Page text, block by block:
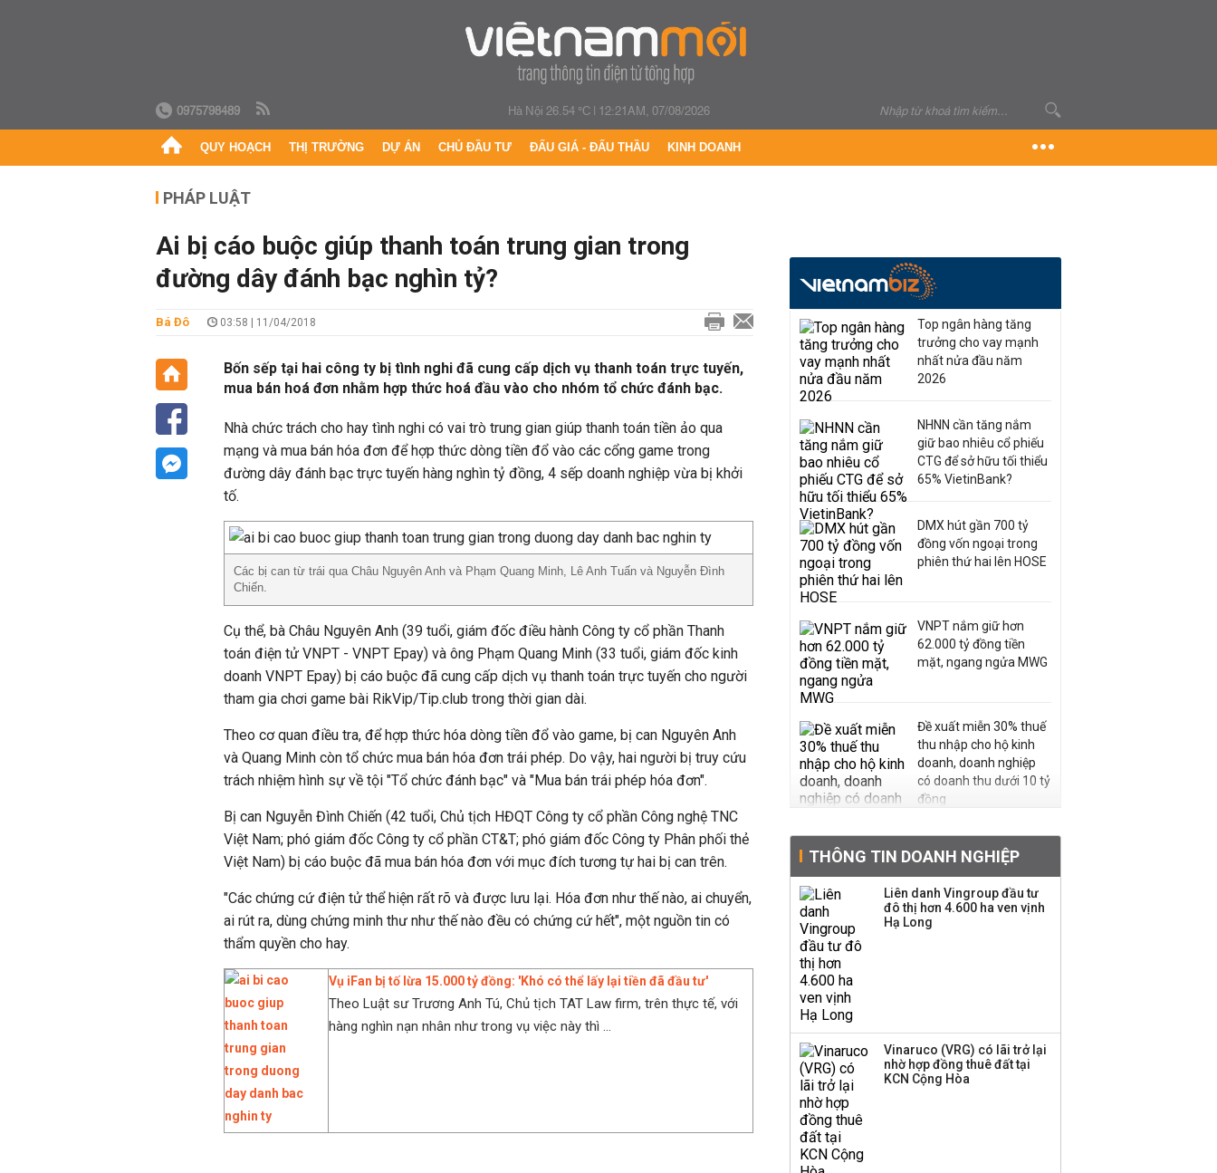
0975798489 Hà Nội 26.54 °C| 12:21AM, 07/08/2026
QUY HOẠCH THỊ TRƯỜNG DỰ ÁN CHỦ ĐẦU TƯ ĐẤU GIÁ - ĐẤU THẦU KINH DOANH
PHÁP LUẬT
Ai bị cáo buộc giúp thanh toán trung gian trong
đường dây đánh bạc nghìn tỷ?
Bá Đô 03:58 | 11/04/2018
Bốn sếp tại hai công ty bị tình nghi đã cung cấp dịch vụ thanh toán trực tuyến,
mua bán hoá đơn nhằm hợp thức hoá đầu vào cho nhóm tổ chức đánh bạc.
Nhà chức trách cho hay tình nghi có vai trò trung gian giúp thanh toán tiền ảo qua
mạng và mua bán hóa đơn để hợp thức dòng tiền đổ vào các cổng game trong
đường dây đánh bạc trực tuyến hàng nghìn tỷ đồng, 4 sếp doanh nghiệp vừa bị khởi
tố.
Các bị can từ trái qua Châu Nguyên Anh và Phạm Quang Minh, Lê Anh Tuấn và Nguyễn Đình
Chiến.
Cụ thể, bà Châu Nguyên Anh (39 tuổi, giám đốc điều hành Công ty cổ phần Thanh
toán điện tử VNPT - VNPT Epay) và ông Phạm Quang Minh (33 tuổi, giám đốc kinh
doanh VNPT Epay) bị cáo buộc đã cung cấp dịch vụ thanh toán trực tuyến cho người
tham gia chơi game bài RikVip/Tip.club trong thời gian dài.
Theo cơ quan điều tra, để hợp thức hóa dòng tiền đổ vào game, bị can Nguyên Anh
và Quang Minh còn tổ chức mua bán hóa đơn trái phép. Do vậy, hai người bị truy cứu
trách nhiệm hình sự về tội "Tổ chức đánh bạc" và "Mua bán trái phép hóa đơn".
Bị can Nguyễn Đình Chiến (42 tuổi, Chủ tịch HĐQT Công ty cổ phần Công nghệ TNC
Việt Nam; phó giám đốc Công ty cổ phần CT&T; phó giám đốc Công ty Phân phối thẻ
Việt Nam) bị cáo buộc đã mua bán hóa đơn với mục đích tương tự hai bị can trên.
"Các chứng cứ điện tử thể hiện rất rõ và được lưu lại. Hóa đơn như thế nào, ai chuyển,
ai rút ra, dùng chứng minh thư như thế nào đều có chứng cứ hết", một nguồn tin có
thẩm quyền cho hay.
Vụ iFan bị tố lừa 15.000 tỷ đồng: 'Khó có thể lấy lại tiền đã đầu tư'
Theo Luật sư Trương Anh Tú, Chủ tịch TAT Law firm, trên thực tế, với
hàng nghìn nạn nhân như trong vụ việc này thì ...
Top ngân hàng tăng
trưởng cho vay mạnh
nhất nửa đầu năm
2026
NHNN cần tăng nắm
giữ bao nhiêu cổ phiếu
CTG để sở hữu tối thiểu
65% VietinBank?
DMX hút gần 700 tỷ
đồng vốn ngoại trong
phiên thứ hai lên HOSE
VNPT nắm giữ hơn
62.000 tỷ đồng tiền
mặt, ngang ngửa MWG
Đề xuất miễn 30% thuế
thu nhập cho hộ kinh
doanh, doanh nghiệp
có doanh thu dưới 10 tỷ
đồng
gần 500 triệu cổ phiếu,
tăng vốn lên gần
77.800 tỷ
phiếu, người làm chủ
tịch ở tuổi 27
THÔNG TIN DOANH NGHIỆP
Liên danh Vingroup đầu tư
đô thị hơn 4.600 ha ven vịnh
Hạ Long
Vinaruco (VRG) có lãi trở lại
nhờ hợp đồng thuê đất tại
KCN Cộng Hòa